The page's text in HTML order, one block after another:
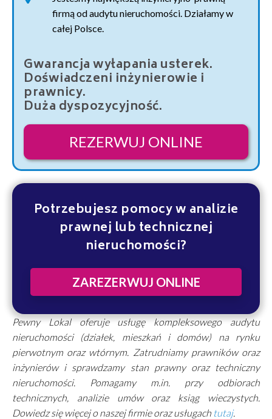
firmą od audytu nieruchomości. Działamy w
całej Polsce.
Gwarancja wyłapania usterek.
Doświadczeni inżynierowie i
prawnicy.
Duża dyspozycyjność.
REZERWUJ ONLINE
Potrzebujesz pomocy w analizie
prawnej lub technicznej
nieruchomości?
ZAREZERWUJ ONLINE
Pewny Lokal oferuje usługę kompleksowego audytu
nieruchomości (działek, mieszkań i domów) na rynku
pierwotnym oraz wtórnym. Zatrudniamy prawników oraz
inżynierów i sprawdzamy stan prawny oraz techniczny
nieruchomości. Pomagamy m.in. przy odbiorach
technicznych, analizie umów oraz ksiąg wieczystych.
Dowiedz się więcej o naszej firmie oraz usługach tutaj.